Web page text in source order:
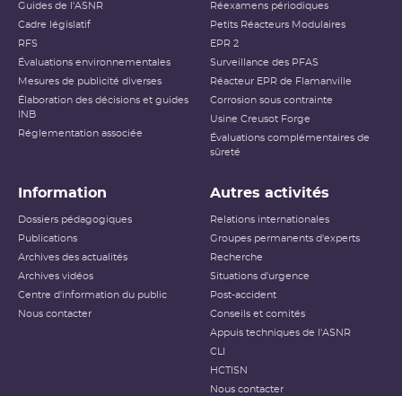
Guides de l'ASNR
Cadre législatif
RFS
Évaluations environnementales
Mesures de publicité diverses
Élaboration des décisions et guides
INB
Réglementation associée
Réexamens périodiques
Petits Réacteurs Modulaires
EPR 2
Surveillance des PFAS
Réacteur EPR de Flamanville
Corrosion sous contrainte
Usine Creusot Forge
Évaluations complémentaires de
sûreté
Information
Dossiers pédagogiques
Publications
Archives des actualités
Archives vidéos
Centre d'information du public
Nous contacter
Autres activités
Relations internationales
Groupes permanents d'experts
Recherche
Situations d'urgence
Post-accident
Conseils et comités
Appuis techniques de l'ASNR
CLI
HCTISN
Nous contacter